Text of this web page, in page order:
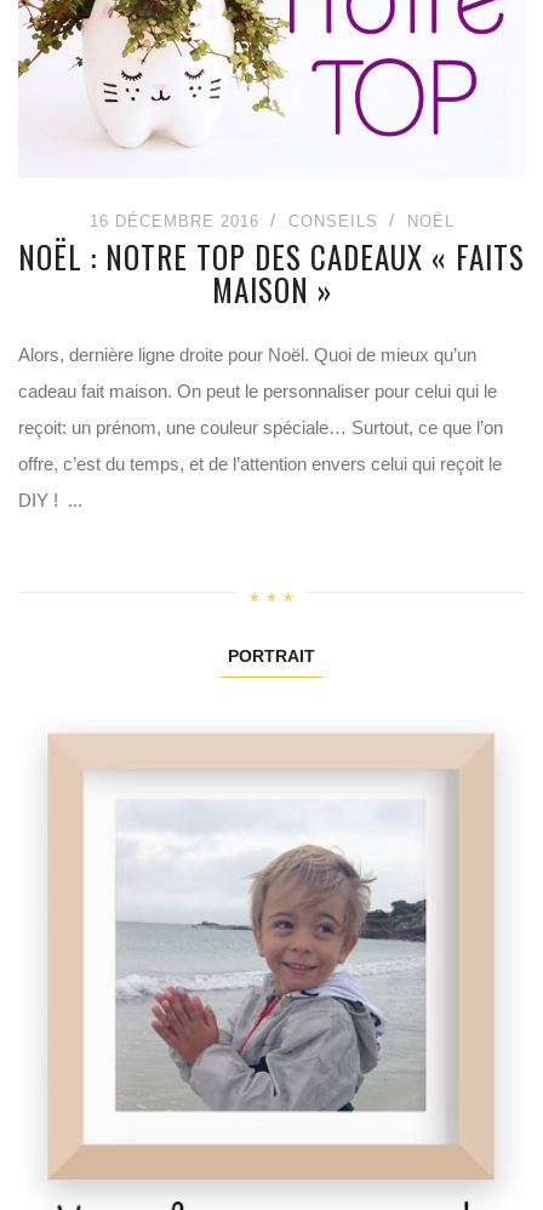
16 DÉCEMBRE 2016 CONSEILS NOËL
NOËL : NOTRE TOP DES CADEAUX « FAITS
MAISON »
Alors, dernière ligne droite pour Noël. Quoi de mieux qu’un
cadeau fait maison. On peut le personnaliser pour celui qui le
reçoit: un prénom, une couleur spéciale… Surtout, ce que l’on
offre, c’est du temps, et de l’attention envers celui qui reçoit le
DIY ! ...
PORTRAIT